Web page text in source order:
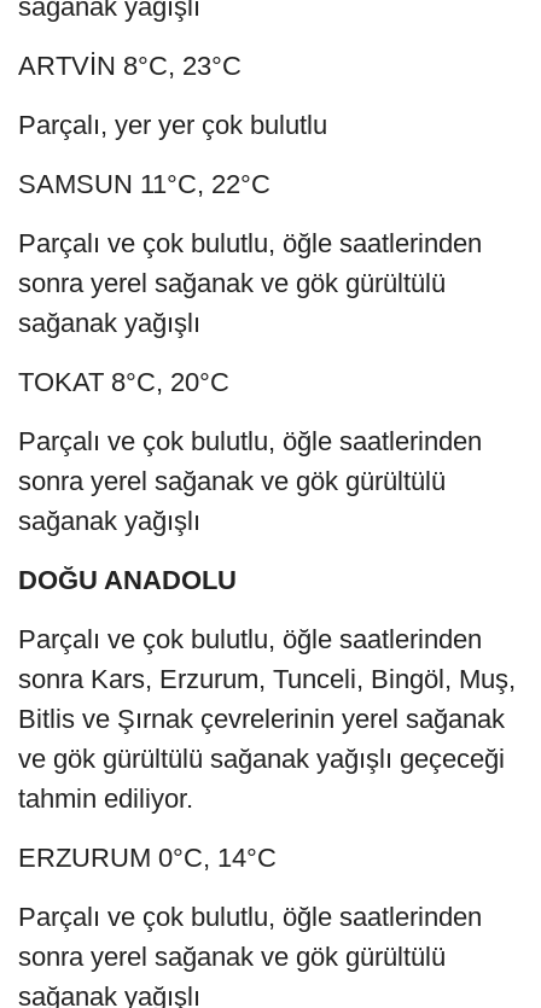
sağanak yağışlı
ARTVİN 8°C, 23°C
Parçalı, yer yer çok bulutlu
SAMSUN 11°C, 22°C
Parçalı ve çok bulutlu, öğle saatlerinden
sonra yerel sağanak ve gök gürültülü
sağanak yağışlı
TOKAT 8°C, 20°C
Parçalı ve çok bulutlu, öğle saatlerinden
sonra yerel sağanak ve gök gürültülü
sağanak yağışlı
DOĞU ANADOLU
Parçalı ve çok bulutlu, öğle saatlerinden
sonra Kars, Erzurum, Tunceli, Bingöl, Muş,
Bitlis ve Şırnak çevrelerinin yerel sağanak
ve gök gürültülü sağanak yağışlı geçeceği
tahmin ediliyor.
ERZURUM 0°C, 14°C
Parçalı ve çok bulutlu, öğle saatlerinden
sonra yerel sağanak ve gök gürültülü
sağanak yağışlı